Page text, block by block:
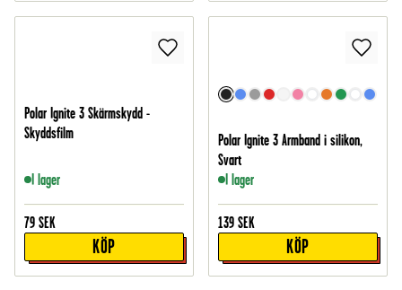
Polar Ignite 3 Skärmskydd -
Skyddsfilm
I lager
79 SEK
KÖP
Polar Ignite 3 Armband i silikon,
Svart
I lager
139 SEK
KÖP